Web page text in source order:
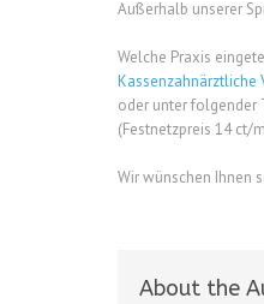
Außerhalb unserer
Welche Praxis
Kassenzahnärztliche
oder unter folgender
(Festnetzpreis 14 ct/
Wir wünschen Ihnen
About the